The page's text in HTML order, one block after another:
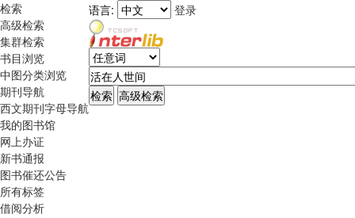
检索
高级检索
集群检索
书目浏览
中图分类浏览
期刊导航
西文期刊字母导航
我的图书馆
网上办证
新书通报
图书催还公告
所有标签
借阅分析
语言: 登录